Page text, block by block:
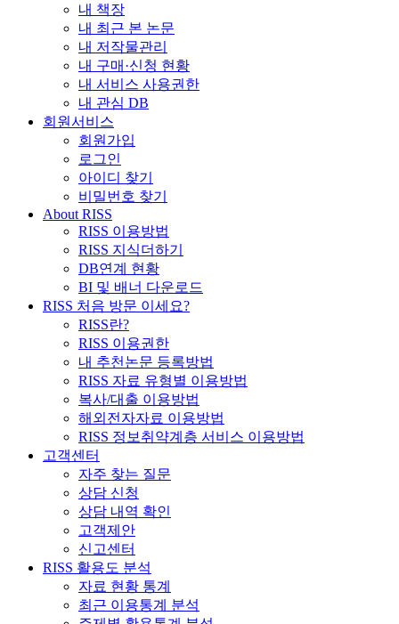
내 책장
내 최근 본 논문
내 저작물관리
내 구매·신청 현황
내 서비스 사용권한
내 관심 DB
회원서비스
회원가입
로그인
아이디 찾기
비밀번호 찾기
About RISS
RISS 이용방법
RISS 지식더하기
DB연계 현황
BI 및 배너 다운로드
RISS 처음 방문 이세요?
RISS란?
RISS 이용권한
내 추천논문 등록방법
RISS 자료 유형별 이용방법
복사/대출 이용방법
해외전자자료 이용방법
RISS 정보취약계층 서비스 이용방법
고객센터
자주 찾는 질문
상담 신청
상담 내역 확인
고객제안
신고센터
RISS 활용도 분석
자료 현황 통계
최근 이용통계 분석